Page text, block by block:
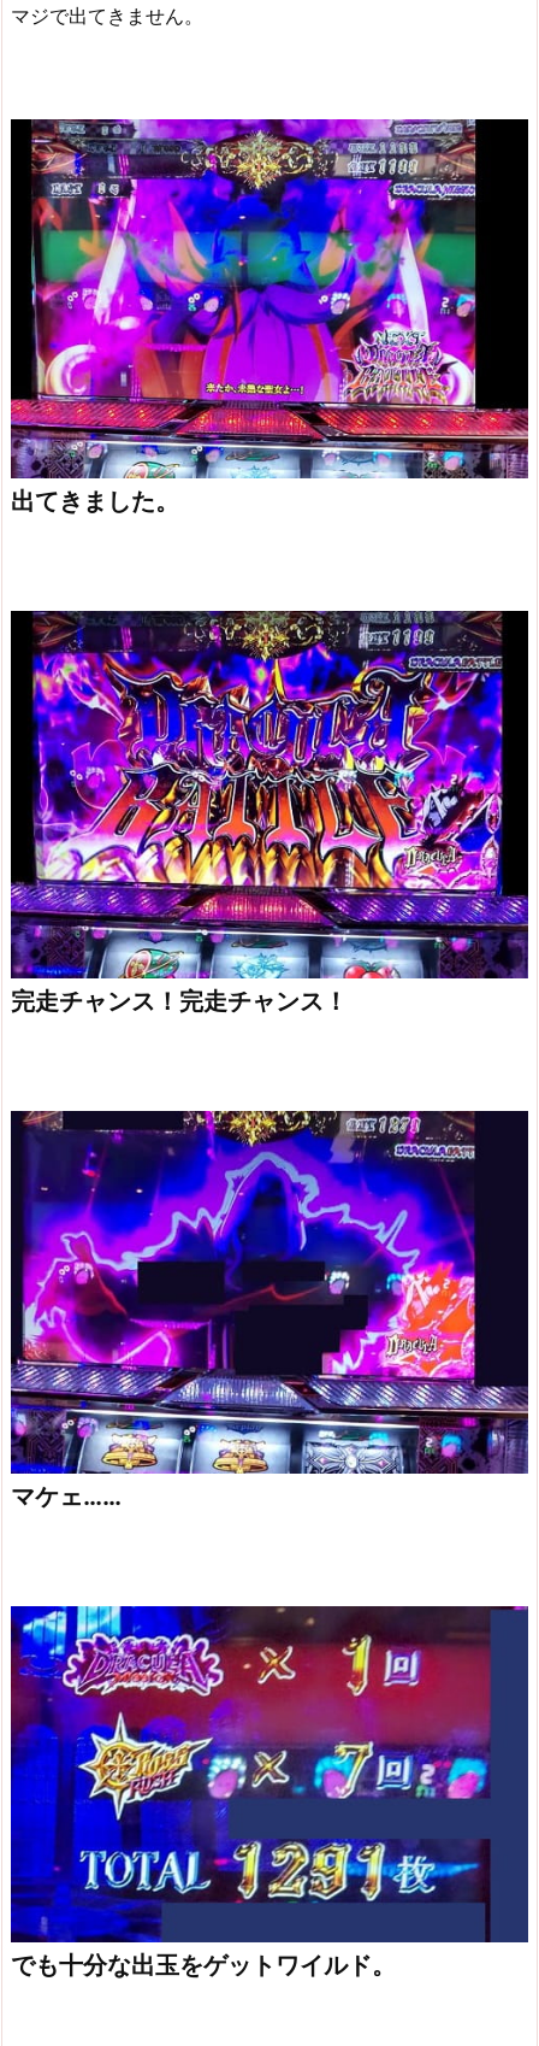
マジで出てきません。
出てきました。
完走チャンス！完走チャンス！
マケェ……
でも十分な出玉をゲットワイルド。